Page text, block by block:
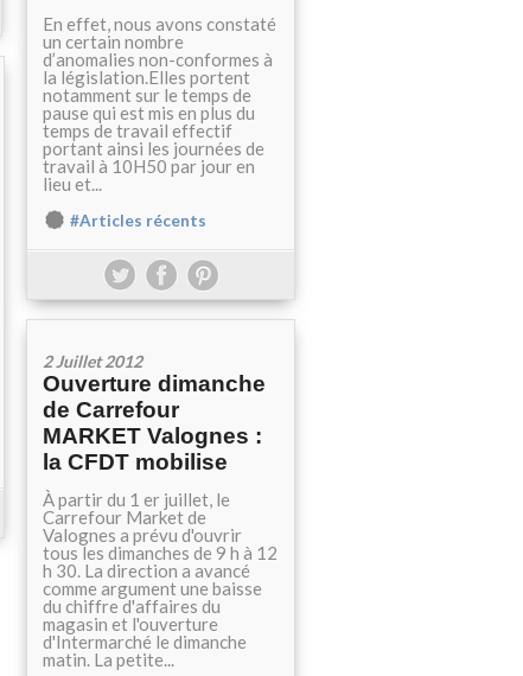
En effet, nous avons constaté
un certain nombre
d’anomalies non-conformes à
la législation.Elles portent
notamment sur le temps de
pause qui est mis en plus du
temps de travail effectif
portant ainsi les journées de
travail à 10H50 par jour en
lieu et...
#Articles récents
2 Juillet 2012
Ouverture dimanche
de Carrefour
MARKET Valognes :
la CFDT mobilise
À partir du 1 er juillet, le
Carrefour Market de
Valognes a prévu d'ouvrir
tous les dimanches de 9 h à 12
h 30. La direction a avancé
comme argument une baisse
du chiffre d'affaires du
magasin et l'ouverture
d'Intermarché le dimanche
matin. La petite...